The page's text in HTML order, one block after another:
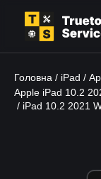
Головна / iPad /
Apple iPad 10.2
/ iPad 10.2 2021